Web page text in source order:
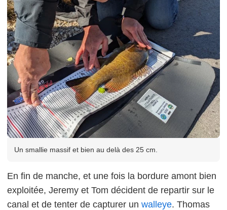
Un smallie massif et bien au delà des 25 cm.
En fin de manche, et une fois la bordure amont bien
exploitée, Jeremy et Tom décident de repartir sur le
canal et de tenter de capturer un walleye. Thomas